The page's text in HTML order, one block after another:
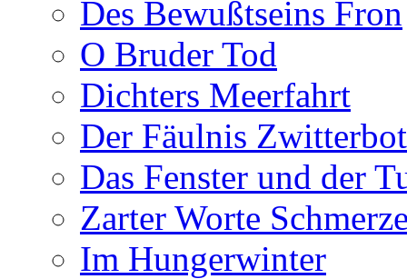
Des Bewußtseins Fron
O Bruder Tod
Dichters Meerfahrt
Der Fäulnis
Das Fenster und der
Zarter Worte
Im Hungerwinter